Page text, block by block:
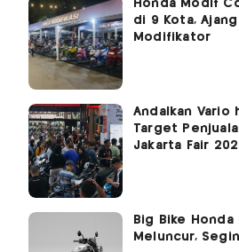
Honda Modif
di 9 Kota,
Modifikator
Andalkan Vario
Target
Jakarta Fair
Big Bike Honda
Meluncur,